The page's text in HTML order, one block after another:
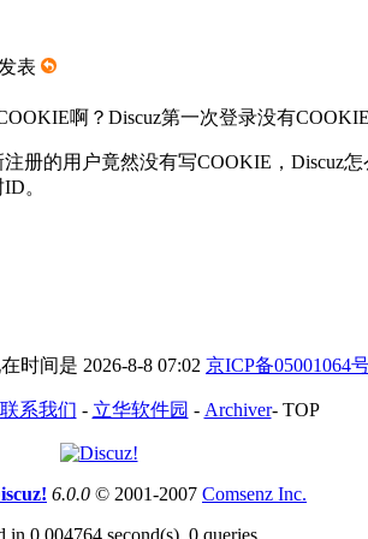
表
啊？Discuz第一次登录没有COOKIE
册的用户竟然没有写COOKIE，Discuz怎
。
时间是 2026-8-8 07:02 京ICP备05001064
联系我们 - 立华软件园 - Archiver- TOP
6.0.0 © 2001-2007 Comsenz Inc.
in 0.004764 second(s), 0 queries .